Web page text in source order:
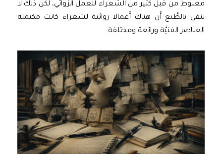
مغلوط من قبل كثير من الشُّعراء للعمل الرِّوائي، لكنَّ ذلك لا
ينفي بالطَّبع أَن هناك أَعمالا روائية لشعراء كانت مكتملة
العناصر الفنيَّة ورائعة ومختلفة.